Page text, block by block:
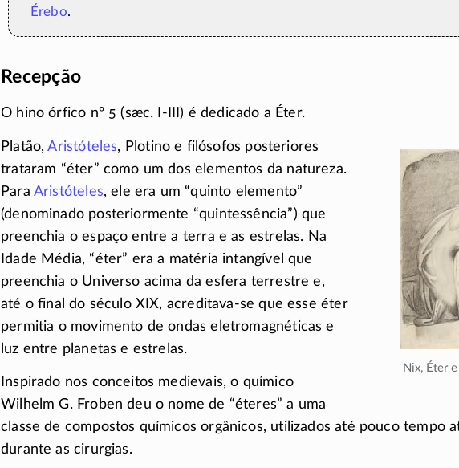
Érebo.
Recepção
O hino órfico nº 5 (sæc. I-III) é dedicado a Éter.
Nix, Éter
Platão,Aristóteles, Plotino e filósofos posteriores
trataram “éter” como um dos elementos da natureza.
Para Aristóteles, ele era um “quinto elemento”
(denominado posteriormente “quintessência”) que
preenchia o espaço entre a terra e as estrelas. Na
Idade Média, “éter” era a matéria intangível que
preenchia o Universo acima da esfera terrestre e,
até o final do século XIX, acreditava-se que esse éter
permitia o movimento de ondas eletromagnéticas e
luz entre planetas e estrelas.
Inspirado nos conceitos medievais, o químico
Wilhelm G. Froben deu o nome de “éteres” a uma
classe de compostos químicos orgânicos, utilizados até pouco tempo
durante as cirurgias.